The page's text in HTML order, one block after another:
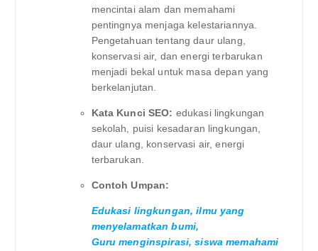
mencintai alam dan memahami
pentingnya menjaga kelestariannya.
Pengetahuan tentang daur ulang,
konservasi air, dan energi terbarukan
menjadi bekal untuk masa depan yang
berkelanjutan.
Kata Kunci SEO: edukasi lingkungan
sekolah, puisi kesadaran lingkungan,
daur ulang, konservasi air, energi
terbarukan.
Contoh Umpan:
Edukasi lingkungan, ilmu yang
menyelamatkan bumi,
Guru menginspirasi, siswa memahami